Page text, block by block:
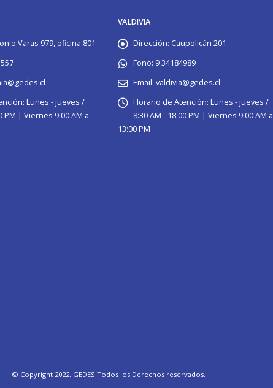
Varas 979, oficina 801
Lunes - jueves /
PM | Viernes 9:00 AM a
VALDIVIA
Dirección: Caupolicán 201
Fono: 9 34184989
Email: valdivia@gedes.cl
Horario de Atención: Lunes - jueves /
8:30 AM - 18:00 PM | Viernes 9:00 AM a
13:00 PM
© Copyright 2022. GEDES Todos los Derechos reservados.